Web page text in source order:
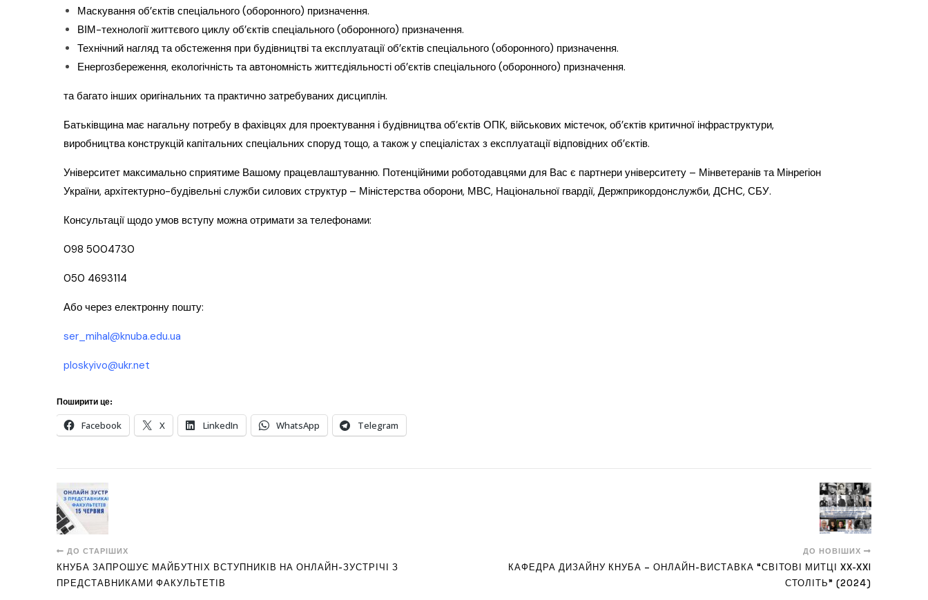
Маскування об’єктів спеціального (оборонного) призначення.
ВІМ-технології життєвого циклу об’єктів спеціального (оборонного) призначення.
Технічний нагляд та обстеження при будівництві та експлуатації об’єктів спеціального (оборонного) призначення.
Енергозбереження, екологічність та автономність життєдіяльності об’єктів спеціального (оборонного) призначення.
та багато інших оригінальних та практично затребуваних дисциплін.
Батьківщина має нагальну потребу в фахівцях для проектування і будівництва об’єктів ОПК, військових містечок, об’єктів критичної інфраструктури,
виробництва конструкцій капітальних спеціальних споруд тощо, а також у спеціалістах з експлуатації відповідних об’єктів.
Університет максимально сприятиме Вашому працевлаштуванню. Потенційними роботодавцями для Вас є партнери університету – Мінветеранів та Мінрегіон
України, архітектурно-будівельні служби силових структур – Міністерства оборони, МВС, Національної гвардії, Держприкордонслужби, ДСНС, СБУ.
Консультації щодо умов вступу можна отримати за телефонами:
098 5004730
050 4693114
Або через електронну пошту:
ser_mihal@knuba.edu.ua
ploskyivo@ukr.net
Поширити це:
Facebook X LinkedIn WhatsApp Telegram
ДО СТАРІШИХ
КНУБА ЗАПРОШУЄ МАЙБУТНІХ ВСТУПНИКІВ НА ОНЛАЙН-ЗУСТРІЧІ З
ПРЕДСТАВНИКАМИ ФАКУЛЬТЕТІВ
ДО НОВІШИХ
КАФЕДРА ДИЗАЙНУ КНУБА – ОНЛАЙН-ВИСТАВКА “СВІТОВІ МИТЦІ XX-XXI
СТОЛІТЬ” (2024)